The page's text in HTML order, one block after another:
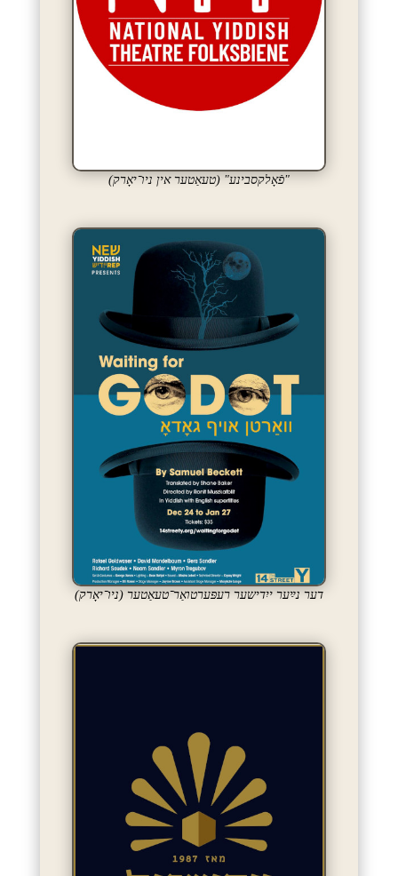
"פֿאָלקסבינע" (טעאַטער אין ניו־יאָרק)
דער נײַער ייִדישער רעפּערטואַר־טעאַטער (ניו־יאָרק)